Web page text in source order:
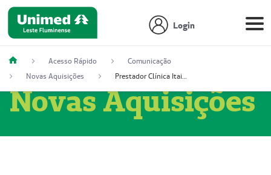
Login
Acesso Rápido
Comunicação
Novas Aquisições
Prestador Clínica Itaipú Ltda (51004348-2)
Novas Aquisições